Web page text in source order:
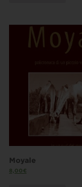
Moyale
8,00€